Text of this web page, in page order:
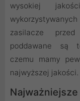
wysokiej
zasilacze
poddawane są
czemu mamy
najwyższej jakości.